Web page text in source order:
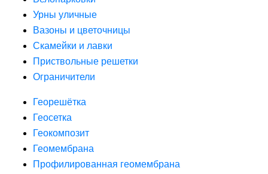
Урны уличные
Вазоны и цветочницы
Скамейки и лавки
Приствольные решетки
Ограничители
Георешётка
Геосетка
Геокомпозит
Геомембрана
Профилированная геомембрана